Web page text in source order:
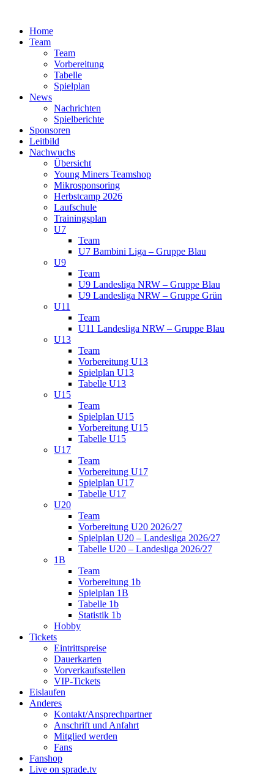
springenHome
Team
Team
Vorbereitung
Tabelle
Spielplan
News
Nachrichten
Spielberichte
Sponsoren
Leitbild
Nachwuchs
Übersicht
Young Miners Teamshop
Mikrosponsoring
Herbstcamp 2026
Laufschule
Trainingsplan
U7
Team
U7 Bambini Liga – Gruppe Blau
U9
Team
U9 Landesliga NRW – Gruppe Blau
U9 Landesliga NRW – Gruppe Grün
U11
Team
U11 Landesliga NRW – Gruppe Blau
U13
Team
Vorbereitung U13
Spielplan U13
Tabelle U13
U15
Team
Spielplan U15
Vorbereitung U15
Tabelle U15
U17
Team
Vorbereitung U17
Spielplan U17
Tabelle U17
U20
Team
Vorbereitung U20 2026/27
Spielplan U20 – Landesliga 2026/27
Tabelle U20 – Landesliga 2026/27
1B
Team
Vorbereitung 1b
Spielplan 1B
Tabelle 1b
Statistik 1b
Hobby
Tickets
Eintrittspreise
Dauerkarten
Vorverkaufsstellen
VIP-Tickets
Eislaufen
Anderes
Kontakt/Ansprechpartner
Anschrift und Anfahrt
Mitglied werden
Fans
Fanshop
Live on sprade.tv